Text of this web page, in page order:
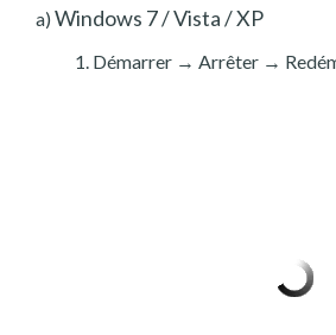
a) Windows 7 / Vista / XP
Démarrer → Arrêter →